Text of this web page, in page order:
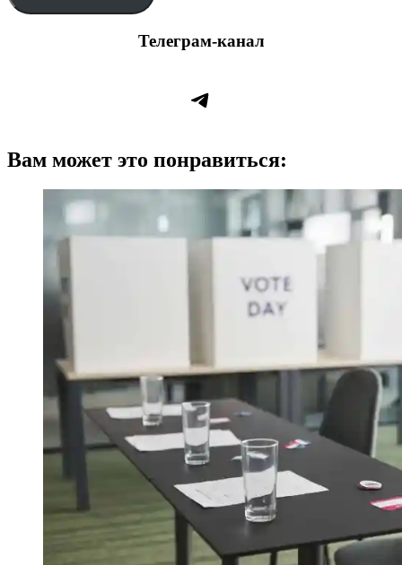
Телеграм-канал
Telegram
Вам может это понравиться: